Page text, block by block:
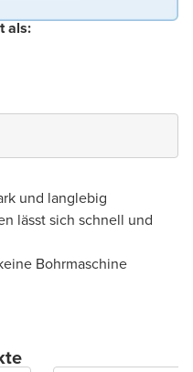
als:
und langlebig
lässt sich schnell und
Bohrmaschine